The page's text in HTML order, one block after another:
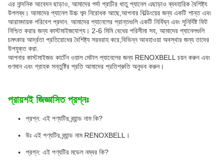
এর নান্দনিক আবেদন ছাড়াও, আমাদের পর্দা প্রাচীর ধাতু প্যানেল এছাড়াও ব্যবহারিক বৈশিষ্ট্য
উপলব্ধ। আমাদের প্যানেল উচ্চ শব্দ নিরোধক আছে,আপনার বিল্ডিংয়ের জন্য একটি শান্ত এবং
আরামদায়ক পরিবেশ প্রদান. আমাদের প্যানেলের প্রান্তগুলি একটি নির্বিঘ্ন এবং সুনির্দিষ্ট ফিট
নিশ্চিত করার জন্য কাস্টমাইজযোগ্য। 2-6 মিমি বেধের পরিসীমা সহ, আমাদের প্যানেলগুলি
চমৎকার আর্দ্রতা প্রতিরোধের বৈশিষ্ট্য সরবরাহ করে,বিভিন্ন আবহাওয়া অবস্থার জন্য তাদের
উপযুক্ত করা.
আপনার কাস্টমাইজড কার্টেন ওয়াল মেটাল প্যানেলের জন্য RENOXBELL চয়ন করুন এবং
গুণমান এবং গ্রাহক সন্তুষ্টির প্রতি আমাদের প্রতিশ্রুতি অনুভব করুন।
প্রায়শই জিজ্ঞাসিত প্রশ্নঃ
প্রশ্ন: এই পণ্যটির ব্র্যান্ড নাম কি?
উঃ এই পণ্যটির ব্র্যান্ড নাম RENOXBELL।
প্রশ্ন: এই পণ্যটির মডেল নম্বর কি?